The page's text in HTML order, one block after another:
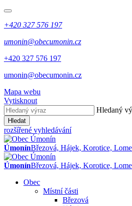
+420 327 576 197
umonin@obecumonin.cz
+420 327 576 197
umonin@obecumonin.cz
Mapa webu
Vytisknout
Hledaný
Hledat
rozšířené vyhledávání
ÚmonínBřezová, Hájek, Korotice,
ÚmonínBřezová, Hájek, Korotice,
Obec
Místní části
Březová